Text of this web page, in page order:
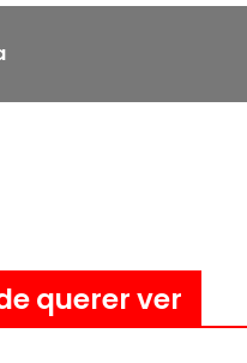
querer ver